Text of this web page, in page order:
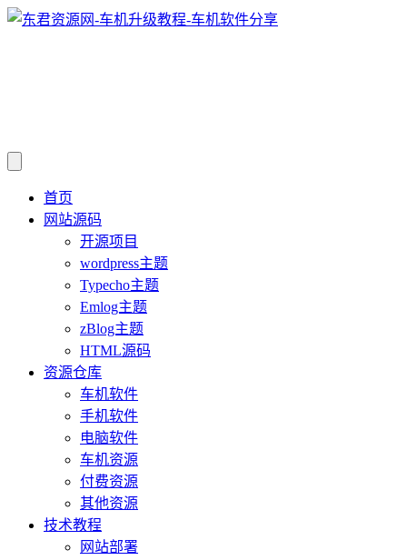
首页
网站源码
开源项目
wordpress主题
Typecho主题
Emlog主题
zBlog主题
HTML源码
资源仓库
车机软件
手机软件
电脑软件
车机资源
付费资源
其他资源
技术教程
网站部署